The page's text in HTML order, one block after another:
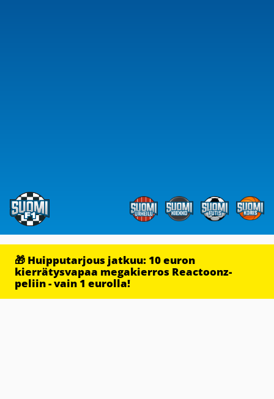
🎁 Huipputarjous jatkuu: 10 euron
kierrätysvapaa megakierros Reactoonz-
peliin - vain 1 eurolla!